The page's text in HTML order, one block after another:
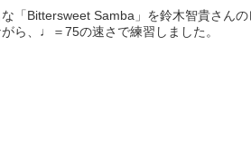
「Bittersweet Samba」を鈴木智貴さん
ら、♩＝75の速さで練習しました。